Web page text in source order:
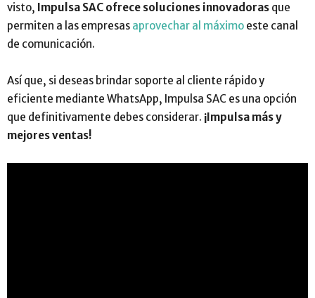
visto, Impulsa SAC ofrece soluciones innovadoras que
permiten a las empresas aprovechar al máximo este canal
de comunicación.
Así que, si deseas brindar soporte al cliente rápido y
eficiente mediante WhatsApp, Impulsa SAC es una opción
que definitivamente debes considerar. ¡Impulsa más y
mejores ventas!